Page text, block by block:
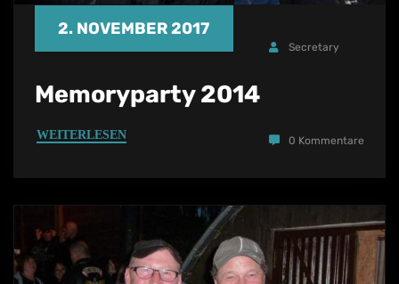
2. NOVEMBER 2017
Secretary
Memoryparty 2014
WEITERLESEN 0 Kommentare